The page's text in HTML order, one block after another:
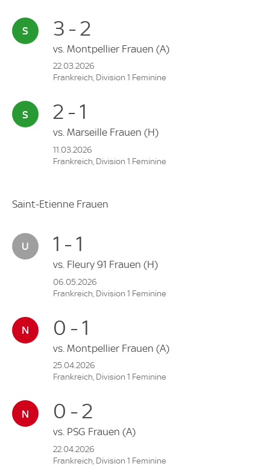
3 - 2
vs. Montpellier Frauen (A)
22.03.2026
Frankreich, Division 1 Feminine
2 - 1
vs. Marseille Frauen (H)
11.03.2026
Frankreich, Division 1 Feminine
Saint-Etienne Frauen
1 - 1
vs. Fleury 91 Frauen (H)
06.05.2026
Frankreich, Division 1 Feminine
0 - 1
vs. Montpellier Frauen (A)
25.04.2026
Frankreich, Division 1 Feminine
0 - 2
vs. PSG Frauen (A)
22.04.2026
Frankreich, Division 1 Feminine